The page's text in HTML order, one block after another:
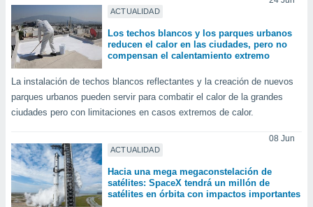
e
mediante
publicidad
publicidad
1199
ACTUALIDAD
Los techos blancos y los parques urbanos
reducen el calor en las ciudades, pero no
compensan el calentamiento extremo
La instalación de techos blancos reflectantes y la creación de nuevos
parques urbanos pueden servir para combatir el calor de la grandes
ciudades pero con limitaciones en casos extremos de calor.
ACTUALIDAD
08 Jun
Hacia una mega megaconstelación de
satélites: SpaceX tendrá un millón de
satélites en órbita con impactos importantes